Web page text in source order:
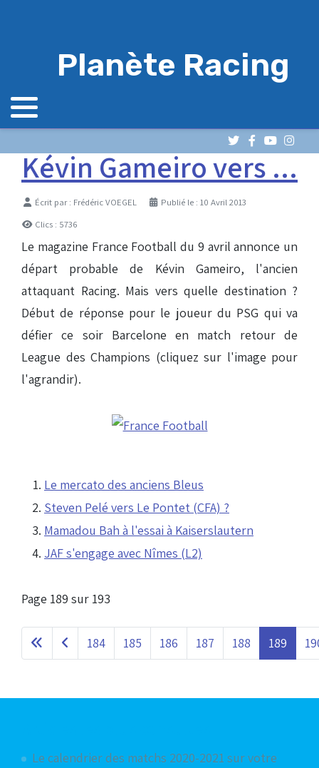
Planète Racing
Kévin Gameiro vers ...
DétailsÉcrit par : Frédéric VOEGEL
Publié le : 10 Avril 2013
Clics : 5736
Le magazine France Football du 9 avril annonce un
départ probable de Kévin Gameiro, l'ancien
attaquant Racing. Mais vers quelle destination ?
Début de réponse pour le joueur du PSG qui va
défier ce soir Barcelone en match retour de
League des Champions (cliquez sur l'image pour
l'agrandir).
Le mercato des anciens Bleus
Steven Pelé vers Le Pontet (CFA) ?
Mamadou Bah à l'essai à Kaiserslautern
JAF s'engage avec Nîmes (L2)
Page 189 sur 193
184 185 186 187 188 189
Le calendrier des matchs 2020-2021 sur votre